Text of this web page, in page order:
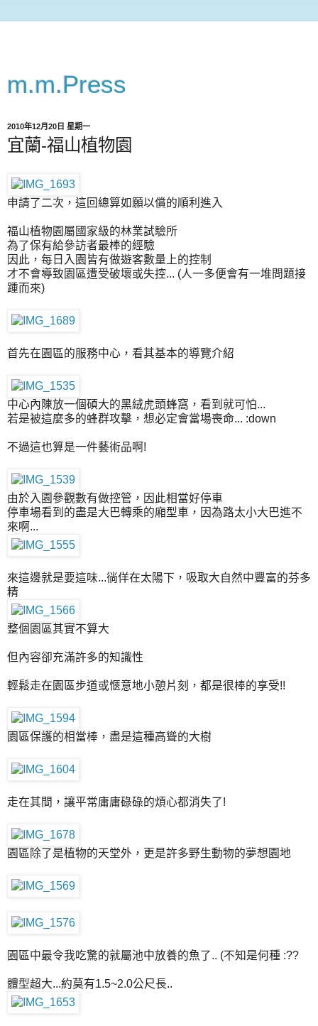
m.m.Press
2010年12月20日 星期一
宜蘭-福山植物園
申請了二次，這回總算如願以償的順利進入
福山植物園屬國家級的林業試驗所
為了保有給參訪者最棒的經驗
因此，每日入園皆有做遊客數量上的控制
才不會導致園區遭受破壞或失控... (人一多便會有一堆問題接
踵而來)
首先在園區的服務中心，看其基本的導覽介紹
中心內陳放一個碩大的黑絨虎頭蜂窩，看到就可怕...
若是被這麼多的蜂群攻擊，想必定會當場喪命... :down
不過這也算是一件藝術品啊!
由於入園參觀數有做控管，因此相當好停車
停車場看到的盡是大巴轉乘的廂型車，因為路太小大巴進不
來啊...
來這邊就是要這味...徜佯在太陽下，吸取大自然中豐富的芬多
精
整個園區其實不算大
但內容卻充滿許多的知識性
輕鬆走在園區步道或愜意地小憩片刻，都是很棒的享受!!
園區保護的相當棒，盡是這種高聳的大樹
走在其間，讓平常庸庸碌碌的煩心都消失了!
園區除了是植物的天堂外，更是許多野生動物的夢想園地
園區中最令我吃驚的就屬池中放養的魚了.. (不知是何種 :??
體型超大...約莫有1.5~2.0公尺長..